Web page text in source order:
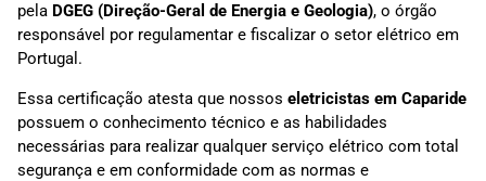
pela DGEG (Direção-Geral de Energia e Geologia), o órgão
responsável por regulamentar e fiscalizar o setor elétrico em
Portugal.
Essa certificação atesta que nossos eletricistas em Caparide
possuem o conhecimento técnico e as habilidades
necessárias para realizar qualquer serviço elétrico com total
segurança e em conformidade com as normas e